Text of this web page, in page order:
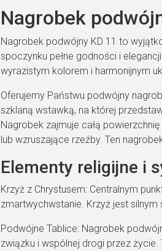
Nagrobek
Nagrobek podwójny KD 11 to
spoczynku pełne godności i
wyrazistym kolorem i harmonijnym
Oferujemy Państwu podwójny
szklaną wstawką, na której
Nagrobek zajmuje całą
lub wzruszające rzeźby. Ten
Elementy religijne i
Krzyż z Chrystusem: Centralnym
zmartwychwstanie. Krzyż jest
Podwójne Tablice: Nagrobek
związku i wspólnej drogi przez